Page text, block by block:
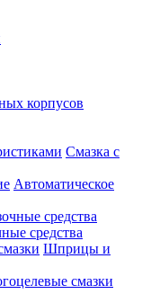
корпусов
Смазка с
Автоматическое
средства
Шприцы и
смазки